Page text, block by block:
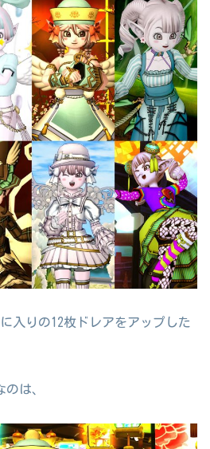
入りの12枚ドレアをアップした
は、